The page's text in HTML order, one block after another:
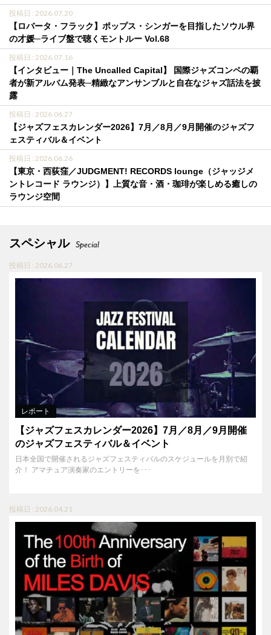
投稿日 : 2026.07.20
【ロバータ・フラック】ポップス・シンガーを目指したソウル界
の才媛─ライブ盤で聴くモントルー Vol.68
投稿日 : 2026.07.16
【インタビュー｜The Uncalled Capital】 国際ジャズコンペの覇
者が新アルバム発表─精緻なアンサンブルと自在なジャズ話法を披
露
投稿日 : 2026.06.27
【ジャズフェスカレンダー2026】7月／8月／9月開催のジャズフ
ェスティバル＆イベント
投稿日 : 2026.06.26
【東京・西荻窪／JUDGMENT! RECORDS lounge（ジャッジメ
ントレコード ラウンジ）】上質な音・酒・珈琲が楽しめる癒しの
ラウンジ空間
スペシャル Special
投稿日 : 2026.06.27
レポート
【ジャズフェスカレンダー2026】7月／8月／9月開催
のジャズフェスティバル＆イベント
日本全国で開催されるジャズフェスティバルのスケジュールを月別で紹
介！ アマチュア演奏家のエントリーを･･･
投稿日 : 2026.04.21